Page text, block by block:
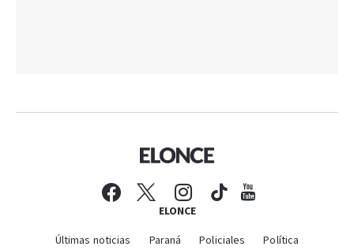
ELONCE
Últimas noticias Paraná Policiales Política